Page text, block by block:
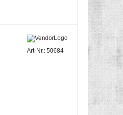
Art-Nr.: 50684